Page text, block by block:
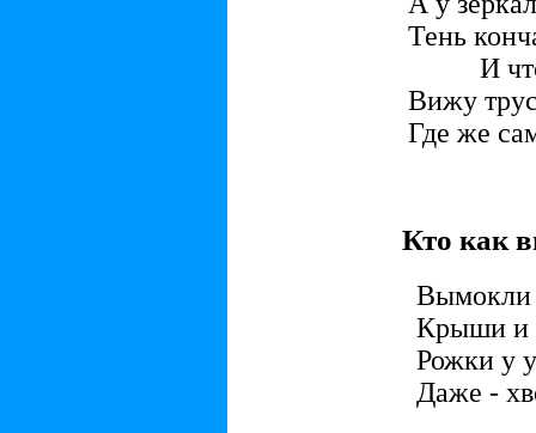
Тень
И что
Вижу
Где же
Кто как
Вымокли
Крыши и
Рожки у
Даже -